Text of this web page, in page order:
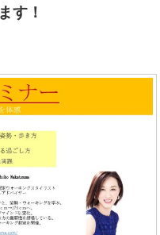
す！